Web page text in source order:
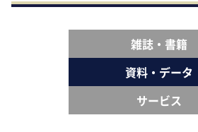
雑誌・書籍
資料・データ
サービス